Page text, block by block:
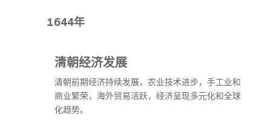
1644年
清朝经济发展
清朝前期经济持续发展，农业技术进步，手工业和
商业繁荣，海外贸易活跃，经济呈现多元化和全球
化趋势。